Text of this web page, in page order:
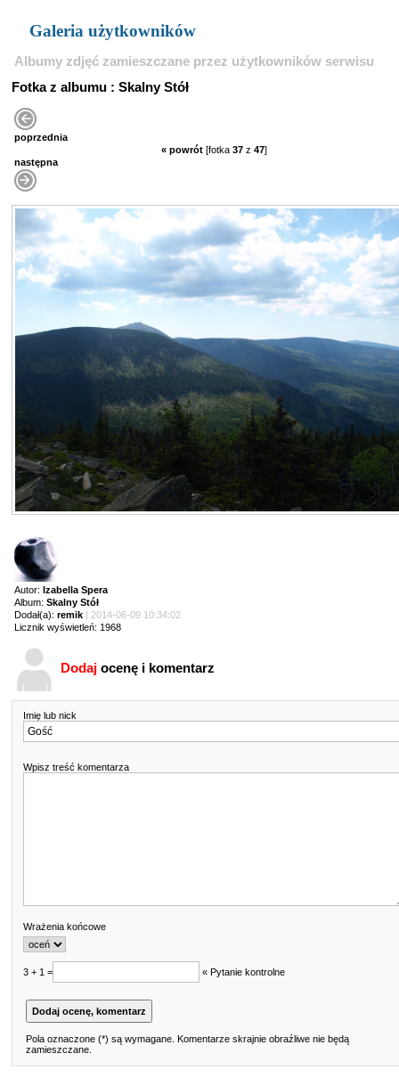
Galeria użytkowników
Albumy zdjęć zamieszczane przez użytkowników serwisu
Fotka z albumu : Skalny Stół
poprzednia
« powrót [fotka 37 z 47]
następna
Autor: Izabella Spera
Album: Skalny Stół
Dodał(a): remik | 2014-06-09 10:34:02
Licznik wyświetleń: 1968
Dodaj ocenę i komentarz
Imię lub nick
Wpisz treść komentarza
Wrażenia końcowe
3 + 1 = « Pytanie kontrolne
Pola oznaczone (*) są wymagane. Komentarze skrajnie obraźliwe nie będą
zamieszczane.